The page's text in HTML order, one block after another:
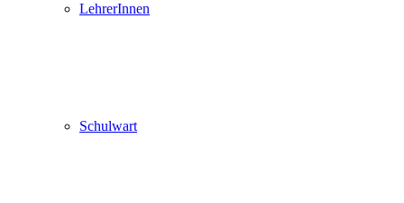
LehrerInnen
Schulwart